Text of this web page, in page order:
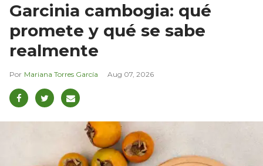
Garcinia cambogia: qué
promete y qué se sabe
realmente
Mariana Torres García Aug 07, 2026